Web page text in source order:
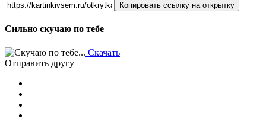
Копировать ссылку на открытку
Сильно скучаю по тебе
Скачать
Отправить другу